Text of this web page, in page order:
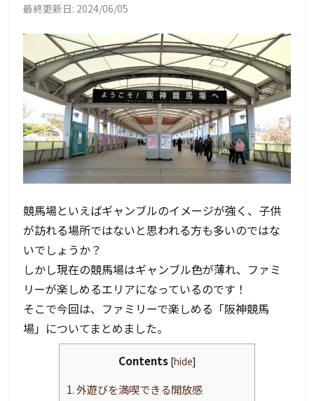
最終更新日: 2024/06/05
競馬場といえばギャンブルのイメージが強く、子供
が訪れる場所ではないと思われる方も多いのではな
いでしょうか？
しかし現在の競馬場はギャンブル色が薄れ、ファミ
リーが楽しめるエリアになっているのです！
そこで今回は、ファミリーで楽しめる「阪神競馬
場」についてまとめました。
Contents [hide]
1.外遊びを満喫できる開放感